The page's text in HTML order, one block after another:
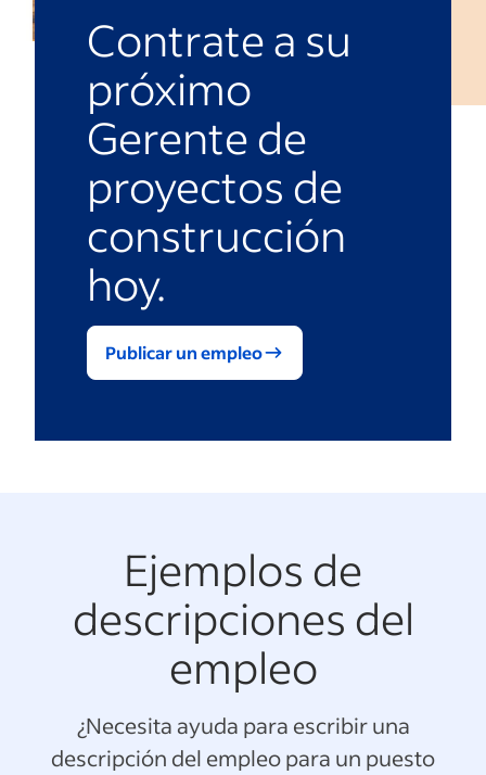
Contrate a su
próximo
Gerente de
proyectos de
construcción
hoy.
Publicar un empleo
Ejemplos de
descripciones del
empleo
¿Necesita ayuda para escribir una
descripción del empleo para un puesto